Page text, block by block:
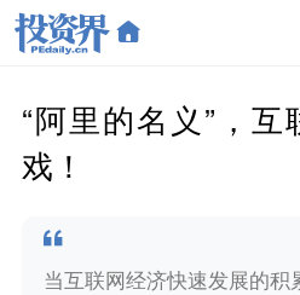
“阿里的名义”，
戏！
当互联网经济快速发展的积